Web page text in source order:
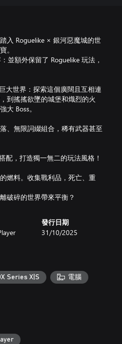
入 Roguelike × 銀河惡魔城的世
。
並額外保留了 Roguelike 玩法，
大世界：探索這個廣闊且互相連
到搖搖欲墜的城堡和熾烈的火
大 Boss。
、無限詞綴組合，稀有武器甚至
配，打造獨一無二的玩法風格！
燃料。收集戰利品，死亡、重
破碎的世界帶來平衡？
發行日期
31/10/2025
Series X|S 電腦